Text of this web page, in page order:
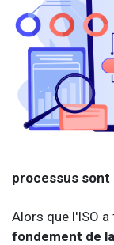
processus sont
Alors que l'ISO
fondement de